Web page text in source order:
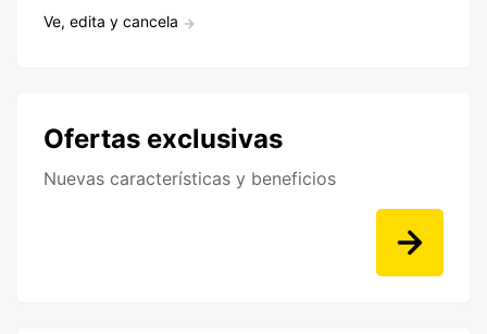
Ve, edita y cancela
Ofertas exclusivas
Nuevas características y beneficios